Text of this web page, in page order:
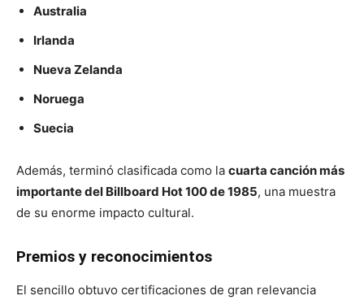
Australia
Irlanda
Nueva Zelanda
Noruega
Suecia
Además, terminó clasificada como la cuarta canción más
importante del Billboard Hot 100 de 1985, una muestra
de su enorme impacto cultural.
Premios y reconocimientos
El sencillo obtuvo certificaciones de gran relevancia